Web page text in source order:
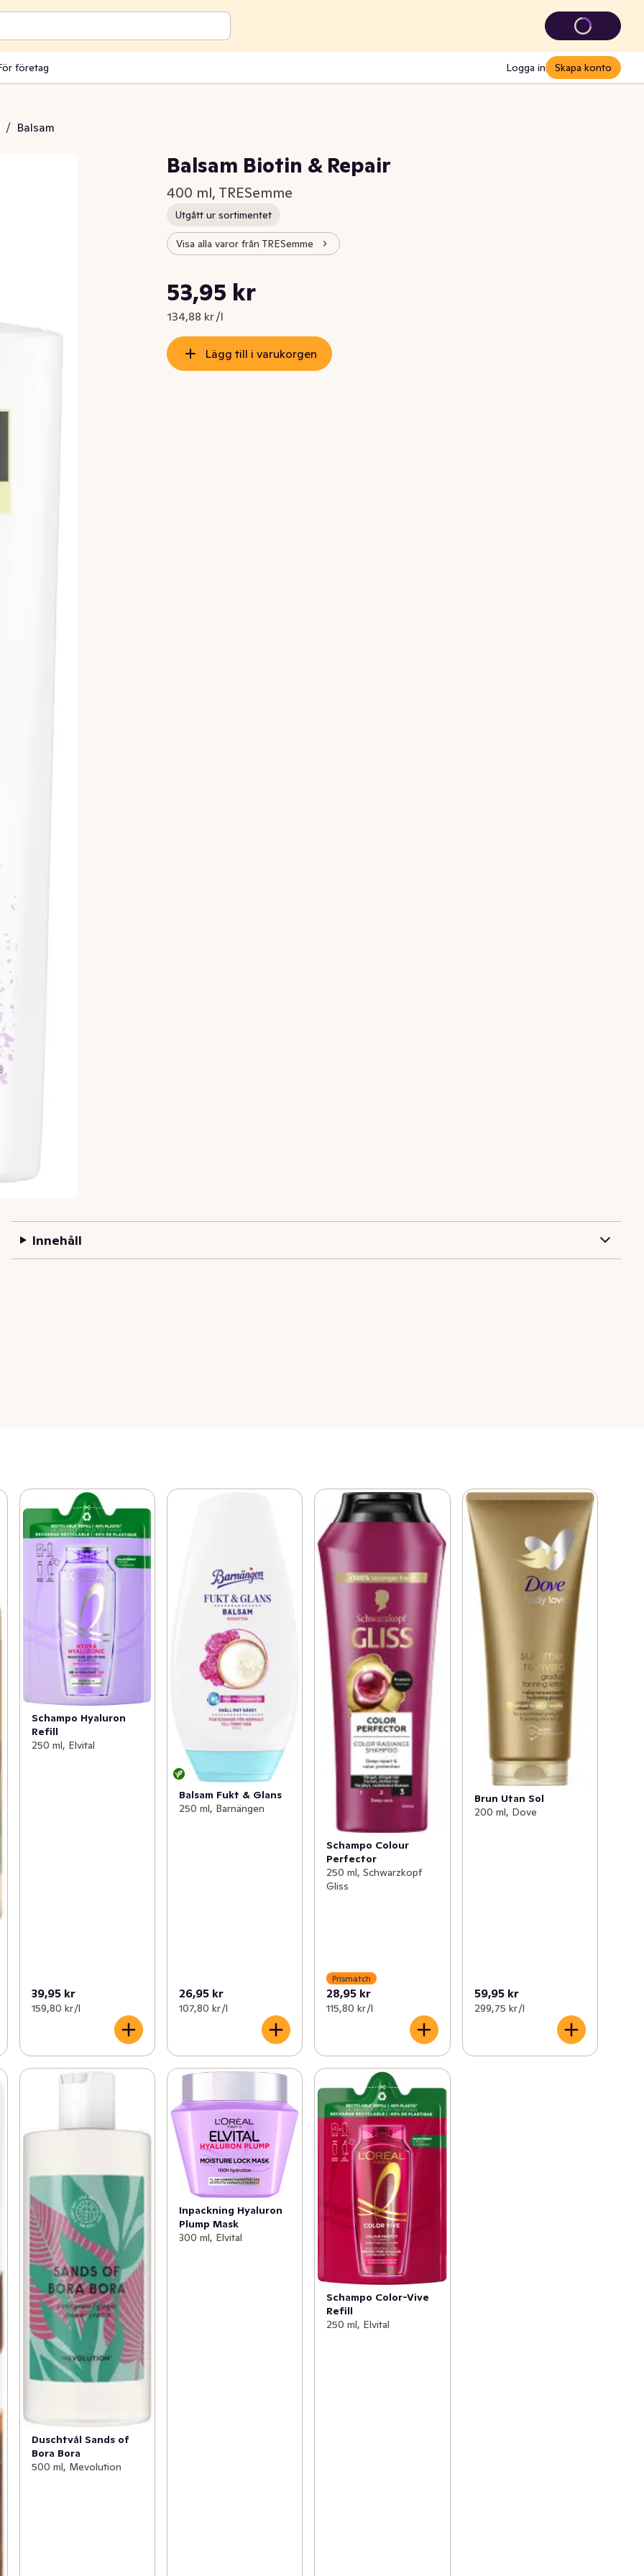
företag Logga in Skapa konto
/ Balsam
Balsam Biotin & Repair
400 ml, TRESemme
Utgått ur sortimentet
Visa alla varor från TRESemme
Nuvarande pris är: 53,95 kr
53,95 kr
134,88 kr /l
Styckpris: 134,88 kr /l
Lägg till i varukorgen
Innehåll
Schampo Hyaluron
Refill
250 ml, Elvital
39,95 kr
159,80 kr /l
Balsam Fukt & Glans
250 ml, Barnängen
26,95 kr
107,80 kr /l
Schampo Colour
Perfector
250 ml, Schwarzkopf
Gliss
Prismatch
28,95 kr
115,80 kr /l
Brun Utan Sol
200 ml, Dove
59,95 kr
299,75 kr /l
Duschtvål Sands of
Bora Bora
500 ml, Mevolution
Inpackning Hyaluron
Plump Mask
300 ml, Elvital
Schampo Color-Vive
Refill
250 ml, Elvital